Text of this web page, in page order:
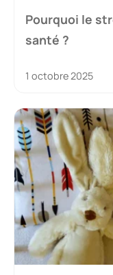
Pourquoi le
santé ?
1 octobre 2025